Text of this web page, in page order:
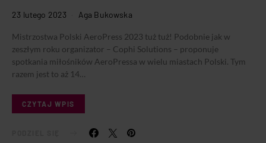
23 lutego 2023 Aga Bukowska
Mistrzostwa Polski AeroPress 2023 tuż tuż! Podobnie jak w
zeszłym roku organizator – Cophi Solutions – proponuje
spotkania miłośników AeroPressa w wielu miastach Polski. Tym
razem jest to aż 14…
CZYTAJ WPIS